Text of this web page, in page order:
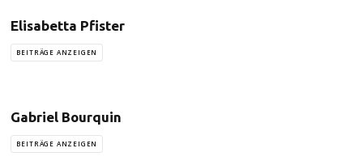
Elisabetta Pfister
BEITRÄGE ANZEIGEN
Gabriel Bourquin
BEITRÄGE ANZEIGEN